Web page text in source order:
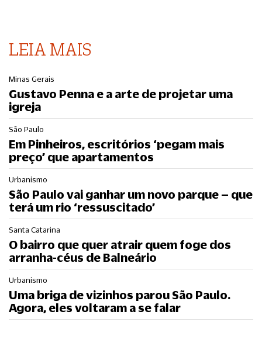
LEIA MAIS
Minas Gerais
Gustavo Penna e a arte de projetar uma
igreja
São Paulo
Em Pinheiros, escritórios ‘pegam mais
preço’ que apartamentos
Urbanismo
São Paulo vai ganhar um novo parque – que
terá um rio ‘ressuscitado’
Santa Catarina
O bairro que quer atrair quem foge dos
arranha-céus de Balneário
Urbanismo
Uma briga de vizinhos parou São Paulo.
Agora, eles voltaram a se falar